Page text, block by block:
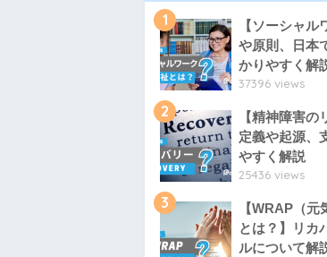
1
【ソーシャ
や原則、日本
かりやすく解
37396 views
2
【精神障害の
定義や起源、
やすく解説
25436 views
3
【WRAP（元
とは？】リカ
ルについて解